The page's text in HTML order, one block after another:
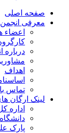
صفحه اصلی
معرفی انجمن
اعضاء
درباره
اهداف
تماس
لینک ارگان
اداره
پارک